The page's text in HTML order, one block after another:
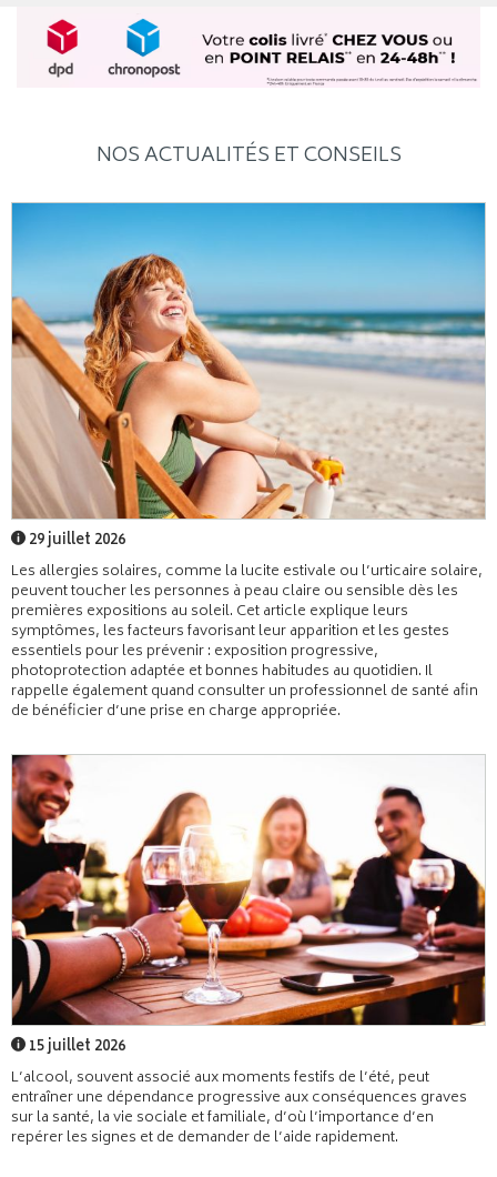
NOS ACTUALITÉS ET CONSEILS
29 juillet 2026
Les allergies solaires, comme la lucite estivale ou l’urticaire solaire,
peuvent toucher les personnes à peau claire ou sensible dès les
premières expositions au soleil. Cet article explique leurs
symptômes, les facteurs favorisant leur apparition et les gestes
essentiels pour les prévenir : exposition progressive,
photoprotection adaptée et bonnes habitudes au quotidien. Il
rappelle également quand consulter un professionnel de santé afin
de bénéficier d’une prise en charge appropriée.
15 juillet 2026
L’alcool, souvent associé aux moments festifs de l’été, peut
entraîner une dépendance progressive aux conséquences graves
sur la santé, la vie sociale et familiale, d’où l’importance d’en
repérer les signes et de demander de l’aide rapidement.